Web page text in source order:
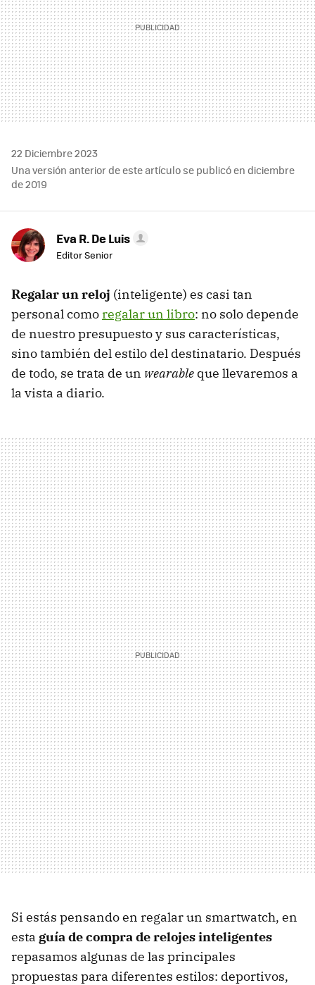
22 Diciembre 2023
Una versión anterior de este artículo se publicó en diciembre
de 2019
Eva R. De Luis
Editor Senior
Regalar un reloj (inteligente) es casi tan
personal comoregalar un libro: no solo depende
de nuestro presupuesto y sus características,
sino también del estilo del destinatario. Después
de todo, se trata de un wearable que llevaremos a
la vista a diario.
Si estás pensando en regalar un smartwatch, en
esta guía de compra de relojes inteligentes
repasamos algunas de las principales
propuestas para diferentes estilos: deportivos,